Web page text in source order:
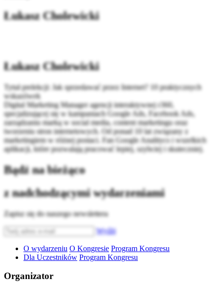
Łukasz Cholewicki
Łukasz Cholewicki
Tytuł prelekcji: Jak sprzedawać przez Internet? 10 praktycznych
wskazówek
Digital Marketing Manager agencji interaktywnej r360,
specjalizującej się w kampaniach Google Ads, Facebook Ads,
zarządzaniu marką w social media, content marketingu oraz
tworzeniu stron internetowych. Od ponad 10 lat związany z
marketingiem w różnej postaci. Fan Google Analitycs i wszelkich
aplikacji, które pozwalają pracować lepiej, szybciej i skuteczniej.
Bądź na bieżąco
z nadchodzącymi wydarzeniami
Zapisz się do naszego newslettera
Wyślij
O wydarzeniu O Kongresie Program Kongresu
Dla Uczestników Program Kongresu
Organizator